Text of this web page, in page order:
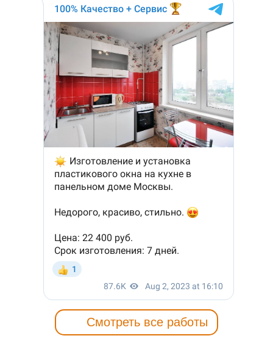
Смотреть все работы